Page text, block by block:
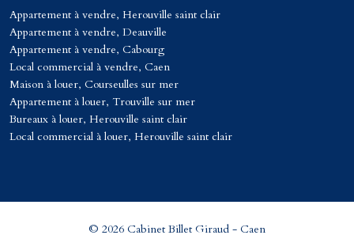
Appartement à vendre, Herouville saint clair
Appartement à vendre, Deauville
Appartement à vendre, Cabourg
Local commercial à vendre, Caen
Maison à louer, Courseulles sur mer
Appartement à louer, Trouville sur mer
Bureaux à louer, Herouville saint clair
Local commercial à louer, Herouville saint clair
© 2026 Cabinet Billet Giraud - Caen